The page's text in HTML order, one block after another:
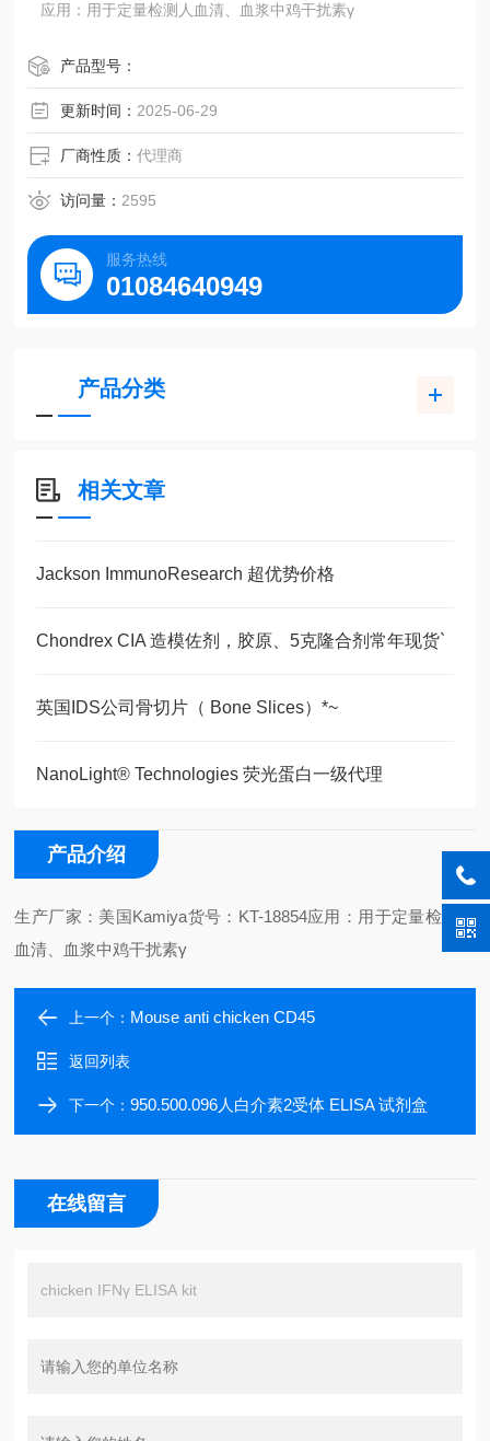
应用：用于定量检测人血清、血浆中鸡干扰素γ
产品型号：
更新时间： 2025-06-29
厂商性质：代理商
访问量： 2595
服务热线
01084640949
产品分类
相关文章
Jackson ImmunoResearch 超优势价格
Chondrex CIA 造模佐剂，胶原、5克隆合剂常年现货`
英国IDS公司骨切片（ Bone Slices）*~
NanoLight® Technologies 荧光蛋白一级代理
产品介绍
生产厂家：美国Kamiya货号：KT-18854应用：用于定量检测人
血清、血浆中鸡干扰素γ
上一个： Mouse anti chicken CD45
返回列表
下一个：950.500.096人白介素2受体 ELISA 试剂盒
在线留言